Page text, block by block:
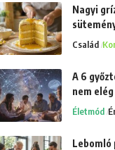
Nagyi
Család
A 6
nem
Életmód
Lebomló